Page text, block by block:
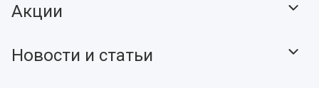
Акции
Новости и статьи